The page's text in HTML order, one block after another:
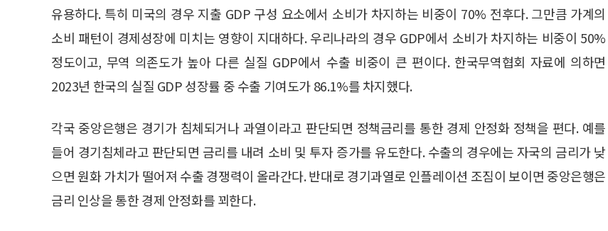
유용하다. 특히 미국의 경우 지출 GDP 구성 요소에서 소비가 차지하는 비중이 70% 전후다. 그만큼 가계의
소비 패턴이 경제성장에 미치는 영향이 지대하다. 우리나라의 경우 GDP에서 소비가 차지하는 비중이 50%
정도이고, 무역 의존도가 높아 다른 실질 GDP에서 수출 비중이 큰 편이다. 한국무역협회 자료에 의하면
2023년 한국의 실질 GDP 성장률 중 수출 기여도가 86.1%를 차지했다.
각국 중앙은행은 경기가 침체되거나 과열이라고 판단되면 정책금리를 통한 경제 안정화 정책을 편다. 예를
들어 경기침체라고 판단되면 금리를 내려 소비 및 투자 증가를 유도한다. 수출의 경우에는 자국의 금리가 낮
으면 원화 가치가 떨어져 수출 경쟁력이 올라간다. 반대로 경기과열로 인플레이션 조짐이 보이면 중앙은행은
금리 인상을 통한 경제 안정화를 꾀한다.